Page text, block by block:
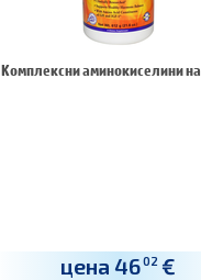
Комплексни аминокиселини
цена 4602 €